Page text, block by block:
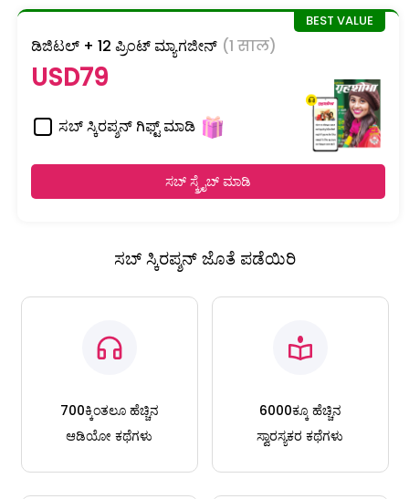
ಡಿಜಿಟಲ್ + 12 ಪ್ರಿಂಟ್ ಮ್ಯಾಗಜೀನ್ (1 साल)
USD79
ಸಬ್ ಸ್ಕಿರಪ್ಶನ್ ಗಿಫ್ಟ್ ಮಾಡಿ
ಸಬ್ ಸ್ಕ್ರೈಬ್ ಮಾಡಿ
ಸಬ್ ಸ್ಕಿರಪ್ಶನ್ ಜೊತೆ ಪಡೆಯಿರಿ
700ಕ್ಕಿಂತಲೂ ಹೆಚ್ಚಿನ
ಆಡಿಯೋ ಕಥೆಗಳು
6000ಕ್ಕೂ ಹೆಚ್ಚಿನ
ಸ್ವಾರಸ್ಯಕರ ಕಥೆಗಳು